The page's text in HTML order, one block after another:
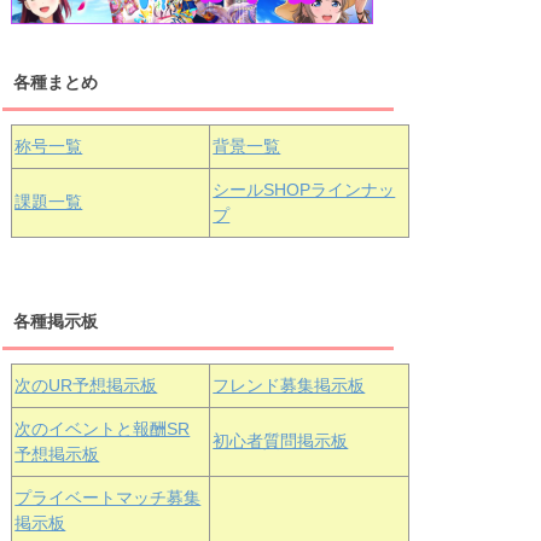
津島善子 黒澤ルビィ 国木田花丸
浦の星女学院3年生
黒澤ダイヤ
中須かすみ 天王寺璃奈 桜坂しずく
近江彼方
エマ・ヴェ
各種まとめ
称号一覧 背景一覧
課題一覧
シールSHOPラインナッ
プ
各種掲示板
次のUR予想掲示板 フレンド募集掲示板
次のイベントと報酬SR
予想掲示板
初心者質問掲示板
プライベートマッチ募集
掲示板